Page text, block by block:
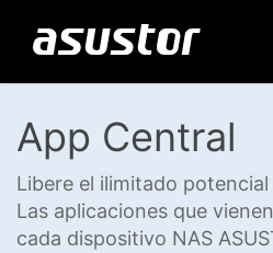
App Central
Libere el ilimitado potencial
Las aplicaciones que
cada dispositivo NAS